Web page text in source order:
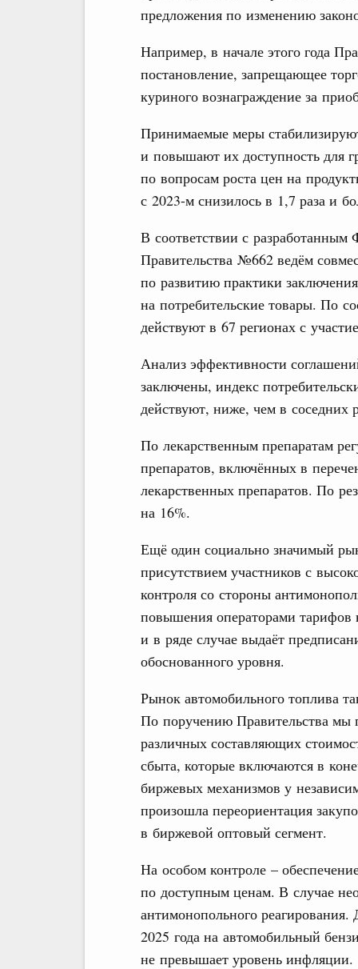
предложения по изменению
Например, в начале этого года
постановление, запрещающее
куриного вознаграждение за
Принимаемые меры
и повышают их доступность для
по вопросам роста цен на
с 2023-м снизилось в 1,7 раза и
В соответствии с
Правительства №662 ведём
по развитию практики
на потребительские товары. По
действуют в 67 регионах с
Анализ эффективности
заключены, индекс
действуют, ниже, чем в соседних
По лекарственным препаратам
препаратов, включённых в
лекарственных препаратов. По
на 16%.
Ещё один социально значимый
присутствием участников с
контроля со стороны
повышения операторами тарифов
и в ряде случае выдаёт
обоснованного уровня.
Рынок автомобильного топлива
По поручению Правительства мы
различных составляющих
сбыта, которые включаются в
биржевых механизмов у
произошла переориентация
в биржевой оптовый сегмент.
На особом контроле –
по доступным ценам. В случае
антимонопольного
2025 года на автомобильный
не превышает уровень инфляции.